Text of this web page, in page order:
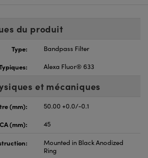
du produit
Type:
Bandpass Filter
Alexa Fluor® 633
et mécaniques
(mm):
50.00 +0.0/-0.1
(mm):
45
Mounted in Black Anodized
Ring